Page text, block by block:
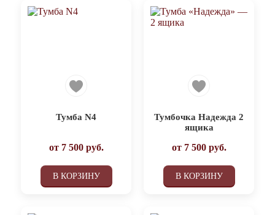
Тумба N4
от 7 500руб.
В КОРЗИНУ
Тумбочка Надежда 2
ящика
от 7 500руб.
В КОРЗИНУ